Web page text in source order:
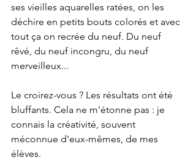
ses vieilles aquarelles ratées, on les
déchire en petits bouts colorés et avec
tout ça on recrée du neuf. Du neuf
rêvé, du neuf incongru, du neuf
merveilleux...
Le croirez-vous ? Les résultats ont été
bluffants. Cela ne m'étonne pas : je
connais la créativité, souvent
méconnue d'eux-mêmes, de mes
élèves.